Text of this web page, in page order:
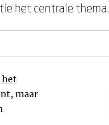
het centrale thema.
maar